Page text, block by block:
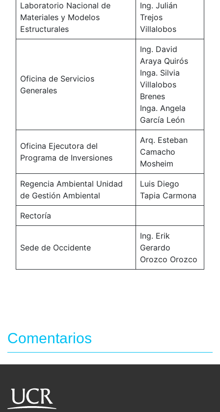
Laboratorio Nacional de
Materiales y Modelos
Estructurales
Ing. Julián
Trejos
Villalobos
Oficina de Servicios
Generales
Ing. David
Araya Quirós
Inga. Silvia
Villalobos
Brenes
Inga. Angela
García León
Oficina Ejecutora del
Programa de Inversiones
Arq. Esteban
Camacho
Mosheim
Regencia Ambiental Unidad
de Gestión Ambiental
Luis Diego
Tapia Carmona
Rectoría
Sede de Occidente
Ing. Erik
Gerardo
Orozco Orozco
Comentarios